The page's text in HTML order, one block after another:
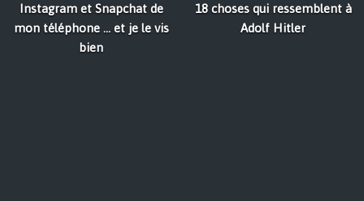
Instagram et Snapchat de
mon téléphone ... et je le vis
bien
18 choses qui ressemblent à
Adolf Hitler